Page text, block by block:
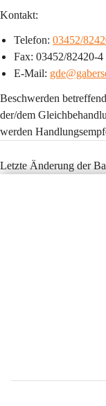
Kontakt:
Telefon: 03452/
Fax: 03452/82420-4
E-Mail:
Beschwerden
der/dem
werden
Letzte Änderung der